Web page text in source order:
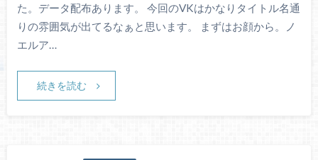
た。データ配布あります。 今回のVKはかなりタイトル名通
りの雰囲気が出てるなぁと思います。 まずはお顔から。ノ
エルア…
続きを読む